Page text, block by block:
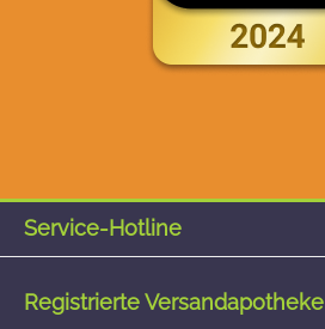
Service-Hotline
Registrierte Versandapotheke